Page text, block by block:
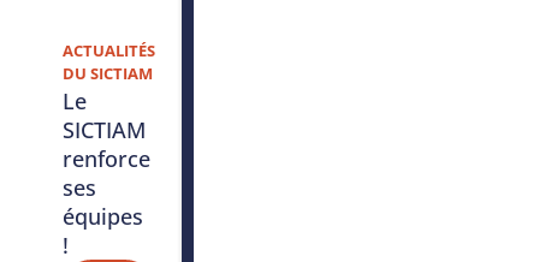
ACTUALITÉS
DU SICTIAM
Le
SICTIAM
renforce
ses
équipes
!